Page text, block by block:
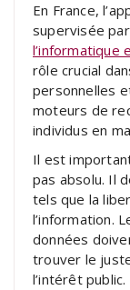
En France,
supervisée
l’informatique
rôle crucial
personnelles
moteurs de
individus en
Il est
pas absolu. Il
tels que la
l’information.
données
trouver le
l’intérêt public.